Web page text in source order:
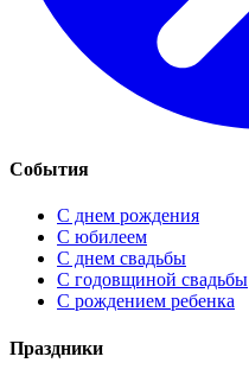
События
С днем рождения
С юбилеем
С днем свадьбы
С годовщиной свадьбы
С рождением ребенка
Праздники